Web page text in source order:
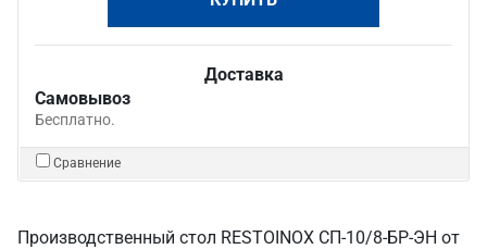
Доставка
Самовывоз
Бесплатно.
Сравнение
Производственный стол RESTOINOX СП-10/8-БР-ЭН от